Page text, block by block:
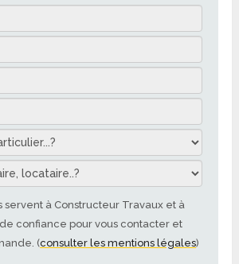
servent à Constructeur Travaux et à
de confiance pour vous contacter et
(consulter les mentions légales)